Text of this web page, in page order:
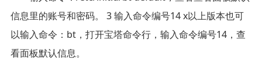
信息里的账号和密码。 3 输入命令编号14 x以上版本也可
以输入命令：bt，打开宝塔命令行，输入命令编号14，查
看面板默认信息。